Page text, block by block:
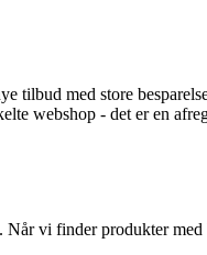
tilbud med store
webshop - det er en
vi finder produkter